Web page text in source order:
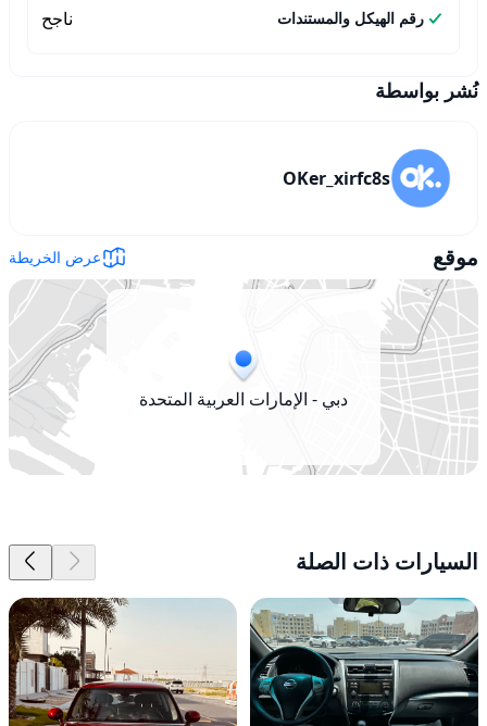
رقم الهيكل والمستندات ناجح
نُشر بواسطة
OKer_xirfc8s
موقع عرض الخريطة
دبي - الإمارات العربية المتحدة
السيارات ذات الصلة